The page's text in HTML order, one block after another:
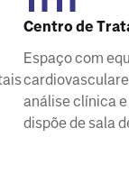
Centro de
Espaço com
análise clínica
dispõe de sala